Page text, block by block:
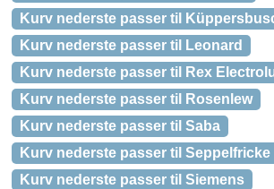
Kurv nederste passer til
Kurv nederste passer til Leonard
Kurv nederste passer til Rex
Kurv nederste passer til Rosenlew
Kurv nederste passer til Saba
Kurv nederste passer til Seppelfricke
Kurv nederste passer til Siemens